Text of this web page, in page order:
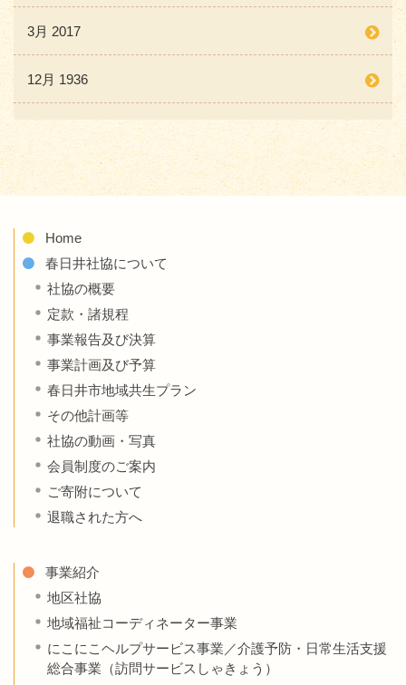
3月 2017
12月 1936
Home
春日井社協について
社協の概要
定款・諸規程
事業報告及び決算
事業計画及び予算
春日井市地域共生プラン
その他計画等
社協の動画・写真
会員制度のご案内
ご寄附について
退職された方へ
事業紹介
地区社協
地域福祉コーディネーター事業
にこにこヘルプサービス事業／介護予防・日常生活支援
総合事業（訪問サービスしゃきょう）